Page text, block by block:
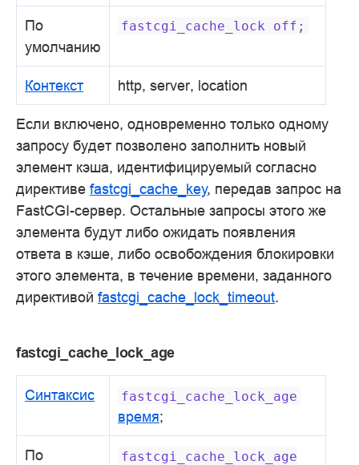
По
умолчанию
fastcgi_cache_lock off;
Контекст http, server, location
Если включено, одновременно только одному
запросу будет позволено заполнить новый
элемент кэша, идентифицируемый согласно
директиве fastcgi_cache_key, передав запрос на
FastCGI-сервер. Остальные запросы этого же
элемента будут либо ожидать появления
ответа в кэше, либо освобождения блокировки
этого элемента, в течение времени, заданного
директивой fastcgi_cache_lock_timeout.
fastcgi_cache_lock_age
Синтаксис fastcgi_cache_lock_age
время;
По
fastcgi_cache_lock_age